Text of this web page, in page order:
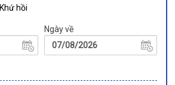
Khứ hồi
Ngày về